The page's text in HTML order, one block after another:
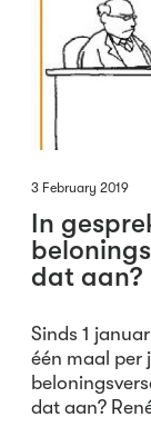
3 February 2019
In
dat aan?
Sinds 1
één maal per
dat aan?